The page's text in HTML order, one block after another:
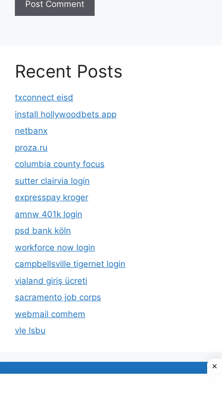
Recent Posts
txconnect eisd
install hollywoodbets app
netbanx
proza.ru
columbia county focus
sutter clairvia login
expresspay kroger
amnw 401k login
psd bank köln
workforce now login
campbellsville tigernet login
vialand giriş ücreti
sacramento job corps
webmail comhem
vle lsbu